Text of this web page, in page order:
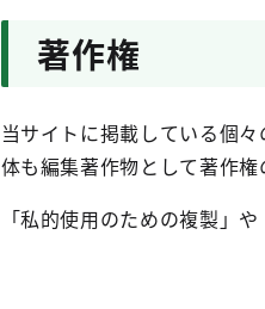
著作権
当サイトに掲載している個
体も編集著作物として著作
「私的使用のための複製」